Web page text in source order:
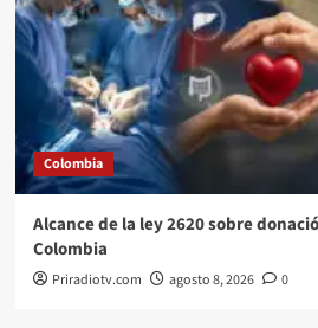
Colombia
Alcance de la ley 2620 sobre
Colombia
Priradiotv.com agosto 8, 2026 0